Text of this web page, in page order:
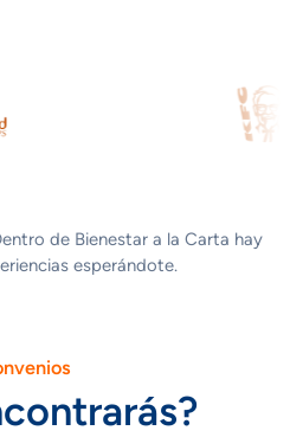
de Bienestar a la Carta hay
esperándote.